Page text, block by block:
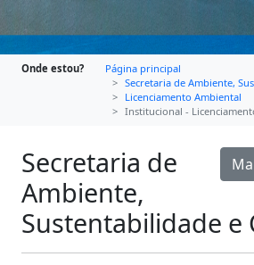
Onde estou?
Página principal
Secretaria de Ambiente,
Licenciamento Ambiental
Institucional -
Secretaria de
Ambiente,
Sustentabilidade e